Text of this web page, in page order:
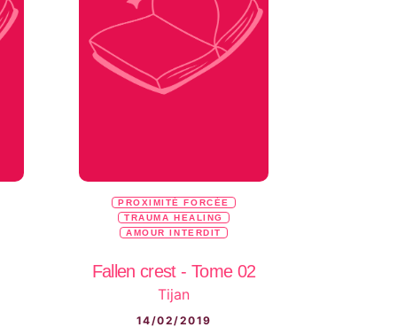
PROXIMITÉ FORCÉE
TRAUMA HEALING
AMOUR INTERDIT
Fallen crest - Tome 02
Tijan
14/02/2019